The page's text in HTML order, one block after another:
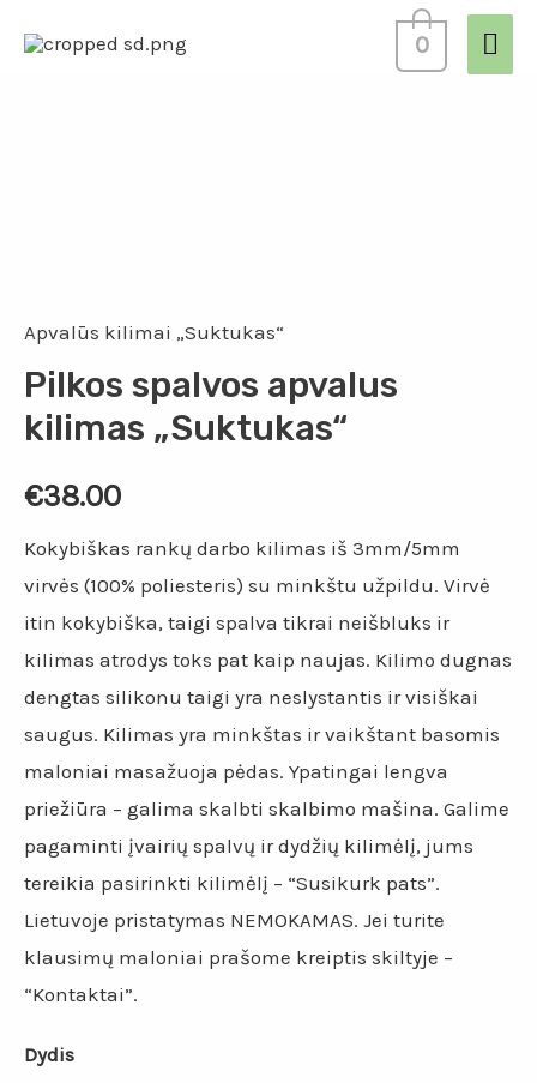
0
Apvalūs kilimai „Suktukas“
Pilkos spalvos apvalus
kilimas „Suktukas“
€38.00
Kokybiškas rankų darbo kilimas iš 3mm/5mm
virvės (100% poliesteris) su minkštu užpildu. Virvė
itin kokybiška, taigi spalva tikrai neišbluks ir
kilimas atrodys toks pat kaip naujas. Kilimo dugnas
dengtas silikonu taigi yra neslystantis ir visiškai
saugus. Kilimas yra minkštas ir vaikštant basomis
maloniai masažuoja pėdas. Ypatingai lengva
priežiūra – galima skalbti skalbimo mašina. Galime
pagaminti įvairių spalvų ir dydžių kilimėlį, jums
tereikia pasirinkti kilimėlį – “Susikurk pats”.
Lietuvoje pristatymas NEMOKAMAS. Jei turite
klausimų maloniai prašome kreiptis skiltyje –
“Kontaktai”.
Dydis